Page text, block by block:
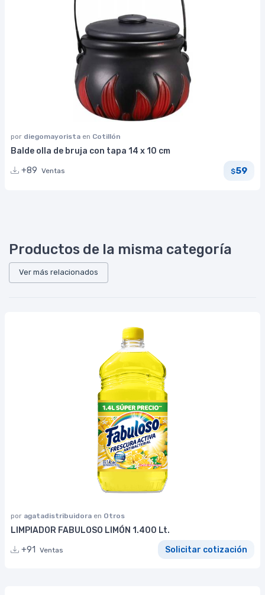
por diegomayorista en Cotillón
Balde olla de bruja con tapa 14 x 10 cm
+89 Ventas $59
Productos de la misma categoría
Ver más relacionados
por agatadistribuidora en Otros
LIMPIADOR FABULOSO LIMÓN 1.400 Lt.
+91
Ventas Solicitar cotización